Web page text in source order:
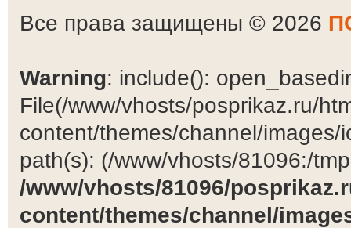
Все права защищены © 2026
Warning: include():
File(/www/vhosts/posprikaz.ru/
content/themes/channel/
path(s): (/www/vhosts/81096:/
/www/vhosts/81096/
content/themes/channel/